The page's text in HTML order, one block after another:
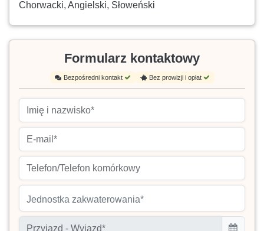
Chorwacki, Angielski, Słoweński
Formularz kontaktowy
Bezpośredni kontakt Bez prowizji i opłat
Jednostka zakwaterowania*